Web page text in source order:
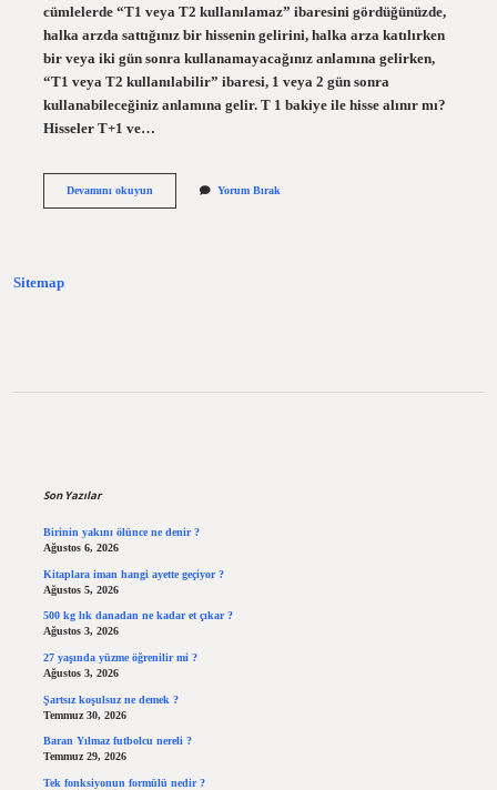
cümlelerde “T1 veya T2 kullanılamaz” ibaresini gördüğünüzde,
halka arzda sattığınız bir hissenin gelirini, halka arza katılırken
bir veya iki gün sonra kullanamayacağınız anlamına gelirken,
“T1 veya T2 kullanılabilir” ibaresi, 1 veya 2 gün sonra
kullanabileceğiniz anlamına gelir. T 1 bakiye ile hisse alınır mı?
Hisseler T+1 ve…
Devamını okuyunT1
Yorum Bırak
Sitemap
Son Yazılar
Birinin yakını ölünce ne denir ?
Ağustos 6, 2026
Kitaplara iman hangi ayette geçiyor ?
Ağustos 5, 2026
500 kg lık danadan ne kadar et çıkar ?
Ağustos 3, 2026
27 yaşında yüzme öğrenilir mi ?
Ağustos 3, 2026
Şartsız koşulsuz ne demek ?
Temmuz 30, 2026
Baran Yılmaz futbolcu nereli ?
Temmuz 29, 2026
Tek fonksiyonun formülü nedir ?